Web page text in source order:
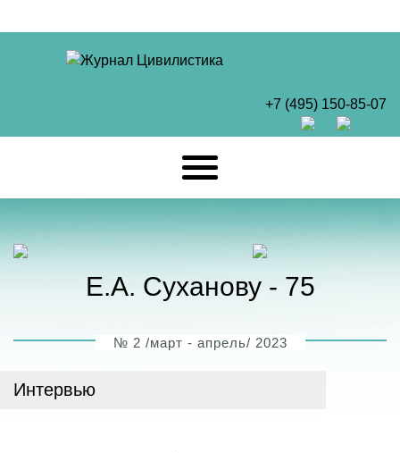
+7 (495) 150-85-07
Е.А. Суханову - 75
№ 2 /март - апрель/ 2023
Интервью